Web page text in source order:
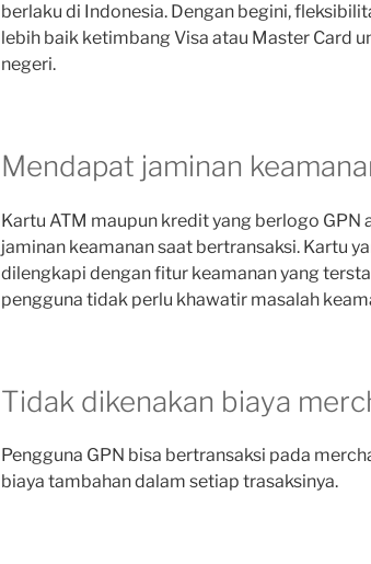
berlaku di Indonesia. Dengan begini,
lebih baik ketimbang Visa atau Master Card
negeri.
Mendapat jaminan
Kartu ATM maupun kredit yang berlogo GPN
jaminan keamanan saat bertransaksi. Kartu
dilengkapi dengan fitur keamanan yang
pengguna tidak perlu khawatir masalah
Tidak dikenakan biaya
Pengguna GPN bisa bertransaksi pada
biaya tambahan dalam setiap trasaksinya.